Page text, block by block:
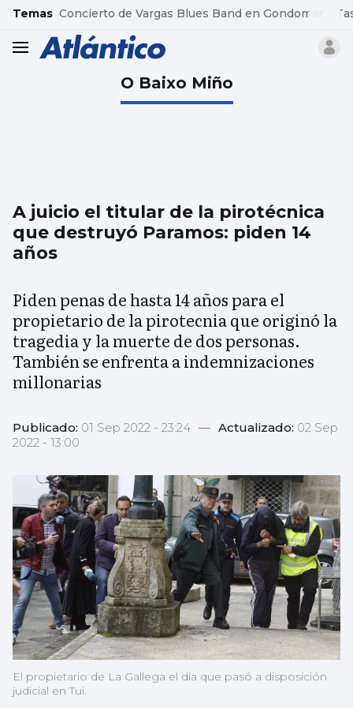
common.go-to-content
Temas Concierto de Vargas Blues Band en Gondomar
header.menu.open
O Baixo Miño
A juicio el titular de la pirotécnica
que destruyó Paramos: piden 14
años
Piden penas de hasta 14 años para el
propietario de la pirotecnia que originó la
tragedia y la muerte de dos personas.
También se enfrenta a indemnizaciones
millonarias
Publicado: 01 Sep 2022 - 23:24 — Actualizado: 02 Sep
2022 - 13:00
El propietario de La Gallega el día que pasó a disposición
judicial en Tui.